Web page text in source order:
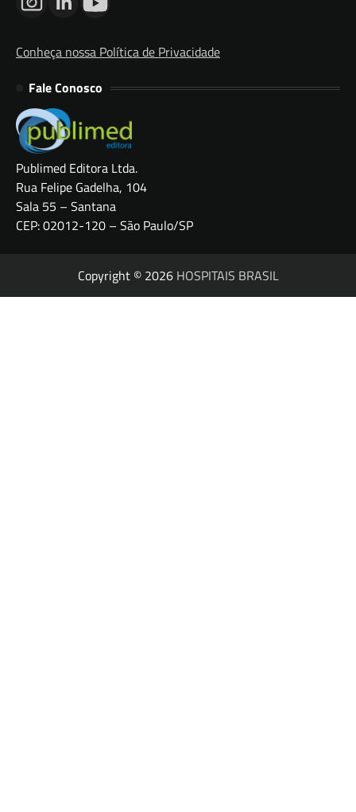
Conheça nossa Política de Privacidade
Fale Conosco
Publimed Editora Ltda.
Rua Felipe Gadelha, 104
Sala 55 – Santana
CEP: 02012-120 – São Paulo/SP
Copyright © 2026 HOSPITAIS BRASIL